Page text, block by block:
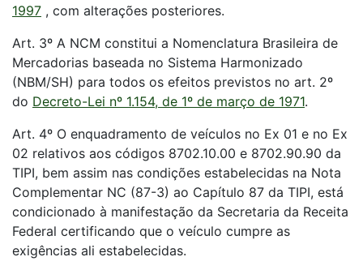
1997 , com alterações posteriores.
Art. 3º A NCM constitui a Nomenclatura Brasileira de
Mercadorias baseada no Sistema Harmonizado
(NBM/SH) para todos os efeitos previstos no art. 2º
do Decreto-Lei nº 1.154, de 1º de março de 1971.
Art. 4º O enquadramento de veículos no Ex 01 e no Ex
02 relativos aos códigos 8702.10.00 e 8702.90.90 da
TIPI, bem assim nas condições estabelecidas na Nota
Complementar NC (87-3) ao Capítulo 87 da TIPI, está
condicionado à manifestação da Secretaria da Receita
Federal certificando que o veículo cumpre as
exigências ali estabelecidas.